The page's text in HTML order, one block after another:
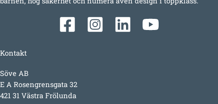
Kontakt
Söve AB
E A Rosengrensgata 32
421 31 Västra Frölunda